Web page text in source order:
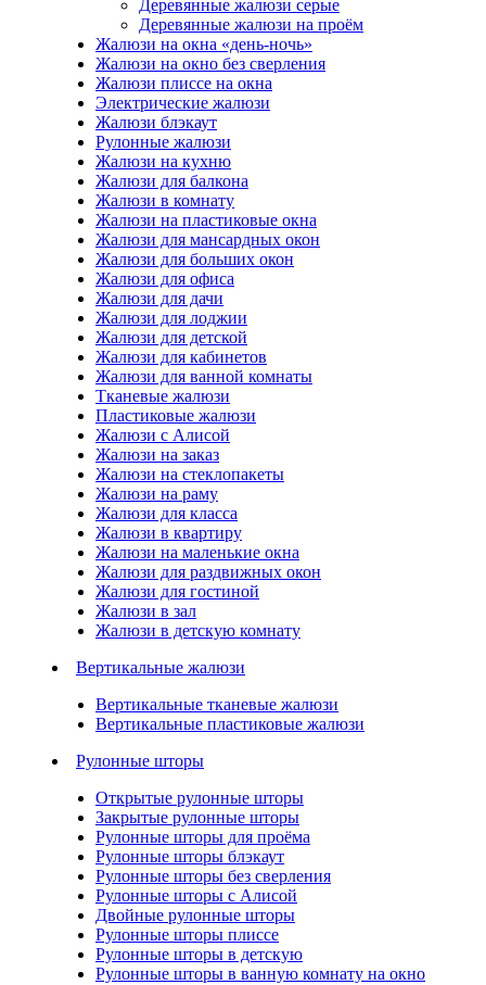
Деревянные жалюзи серые
Деревянные жалюзи на проём
Жалюзи на окна «день-ночь»
Жалюзи на окно без сверления
Жалюзи плиссе на окна
Электрические жалюзи
Жалюзи блэкаут
Рулонные жалюзи
Жалюзи на кухню
Жалюзи для балкона
Жалюзи в комнату
Жалюзи на пластиковые окна
Жалюзи для мансардных окон
Жалюзи для больших окон
Жалюзи для офиса
Жалюзи для дачи
Жалюзи для лоджии
Жалюзи для детской
Жалюзи для кабинетов
Жалюзи для ванной комнаты
Тканевые жалюзи
Пластиковые жалюзи
Жалюзи с Алисой
Жалюзи на заказ
Жалюзи на стеклопакеты
Жалюзи на раму
Жалюзи для класса
Жалюзи в квартиру
Жалюзи на маленькие окна
Жалюзи для раздвижных окон
Жалюзи для гостиной
Жалюзи в зал
Жалюзи в детскую комнату
Вертикальные жалюзи
Вертикальные тканевые жалюзи
Вертикальные пластиковые жалюзи
Рулонные шторы
Открытые рулонные шторы
Закрытые рулонные шторы
Рулонные шторы для проёма
Рулонные шторы блэкаут
Рулонные шторы без сверления
Рулонные шторы с Алисой
Двойные рулонные шторы
Рулонные шторы плиссе
Рулонные шторы в детскую
Рулонные шторы в ванную комнату на окно